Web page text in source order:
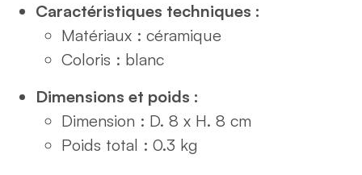
Caractéristiques techniques :
Matériaux : céramique
Coloris : blanc
Dimensions et poids :
Dimension : D. 8 x H. 8 cm
Poids total : 0.3 kg